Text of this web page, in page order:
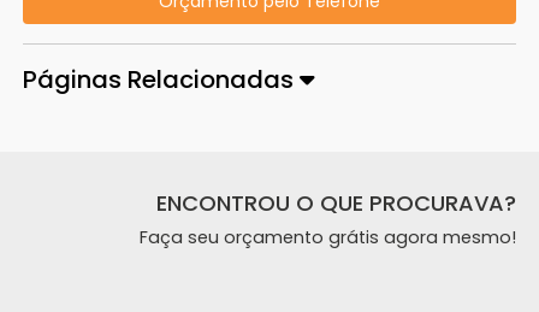
Páginas Relacionadas
ENCONTROU O QUE PROCURAVA?
Faça seu orçamento grátis agora mesmo!